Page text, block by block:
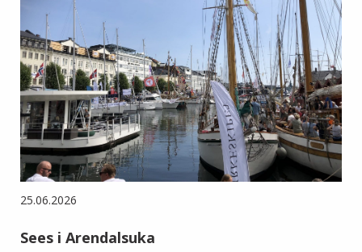
25.06.2026
Sees i Arendalsuka